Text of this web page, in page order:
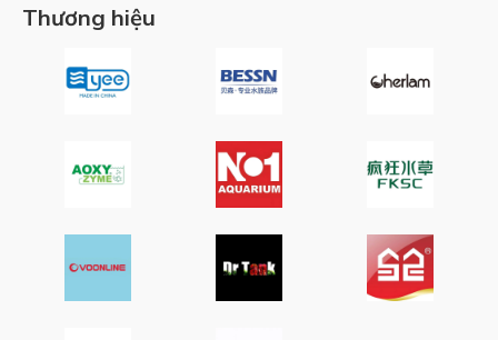
Thương hiệu